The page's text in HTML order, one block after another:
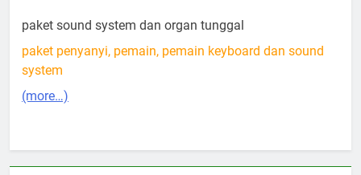
paket sound system dan organ tunggal
paket penyanyi, pemain, pemain keyboard dan sound
system
(more…)